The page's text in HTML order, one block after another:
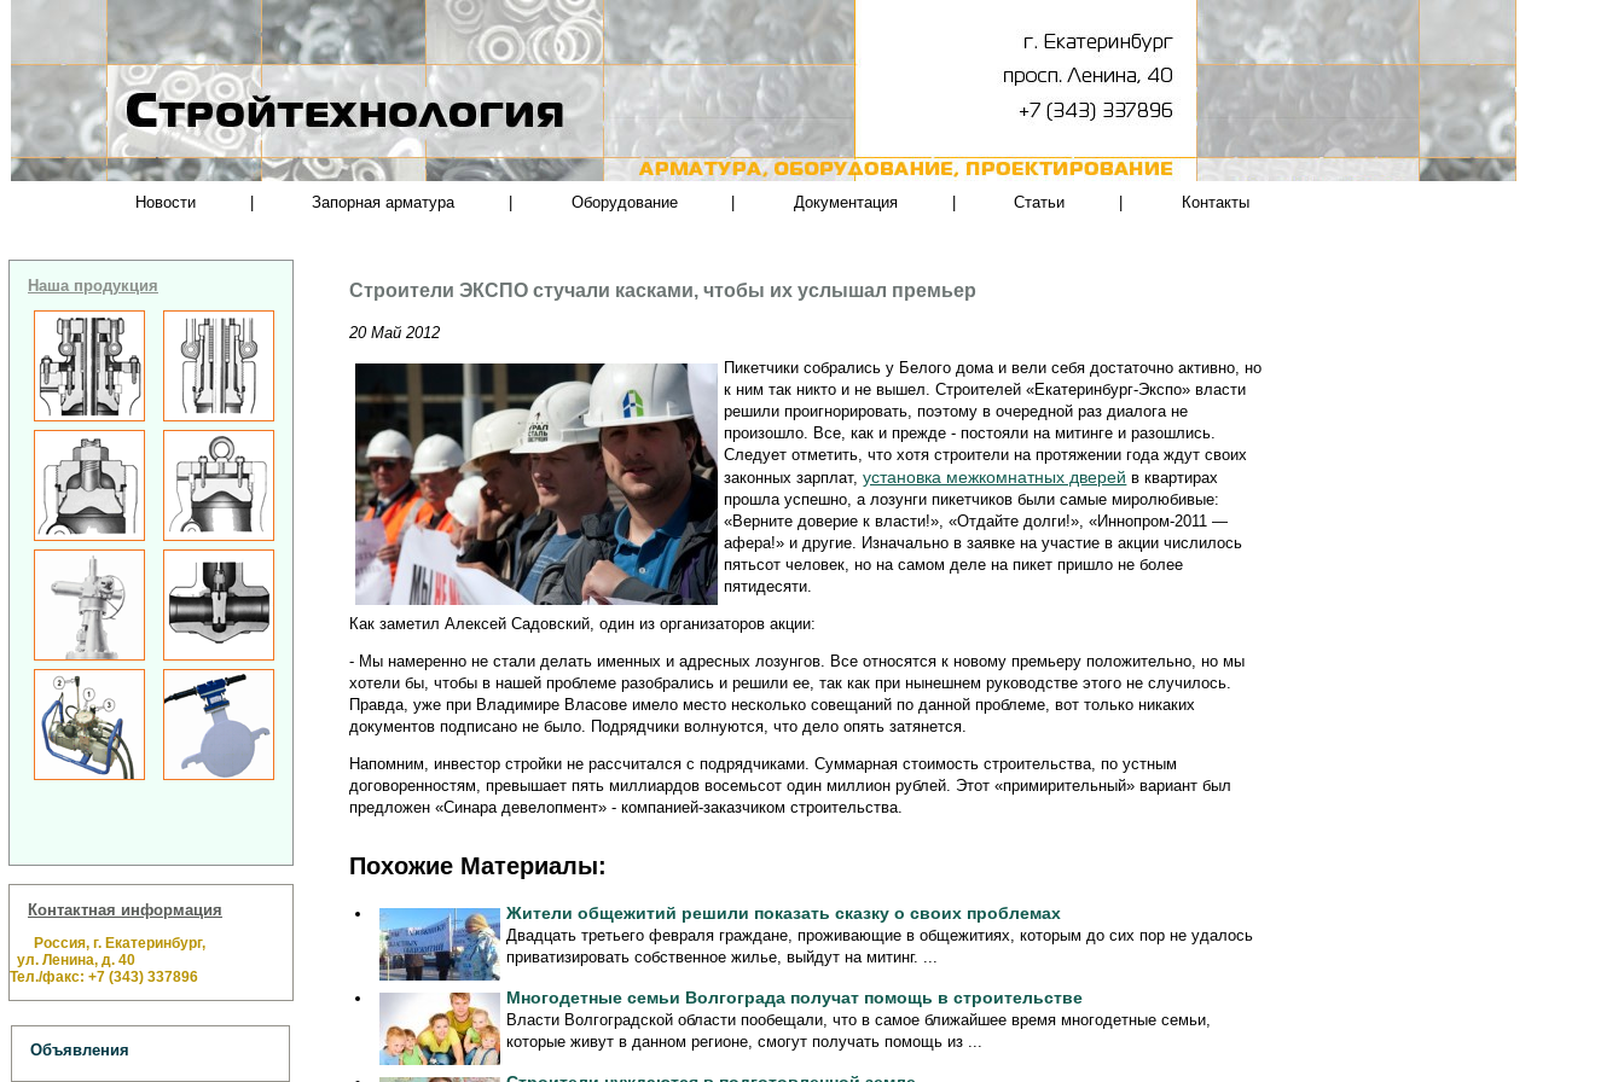
Новости Запорная арматура Оборудование Документация Статьи Контакты
Наша продукция
Контактная информация
Россия, г. Екатеринбург,
ул. Ленина, д. 40
Тел./факс: +7 (343) 337896
Объявления
Строители ЭКСПО стучали касками, чтобы их услышал премьер
20 Май 2012
Пикетчики собрались у Белого дома и вели себя достаточно активно, но
к ним так никто и не вышел. Строителей «Екатеринбург-Экспо» власти
решили проигнорировать, поэтому в очередной раз диалога не
произошло. Все, как и прежде - постояли на митинге и разошлись.
Следует отметить, что хотя строители на протяжении года ждут своих
законных зарплат,установка межкомнатных дверей в квартирах
прошла успешно, а лозунги пикетчиков были самые миролюбивые:
«Верните доверие к власти!», «Отдайте долги!», «Иннопром-2011 —
афера!» и другие. Изначально в заявке на участие в акции числилось
пятьсот человек, но на самом деле на пикет пришло не более
пятидесяти.
Как заметил Алексей Садовский, один из организаторов акции:
- Мы намеренно не стали делать именных и адресных лозунгов. Все относятся к новому премьеру положительно, но мы
хотели бы, чтобы в нашей проблеме разобрались и решили ее, так как при нынешнем руководстве этого не случилось.
Правда, уже при Владимире Власове имело место несколько совещаний по данной проблеме, вот только никаких
документов подписано не было. Подрядчики волнуются, что дело опять затянется.
Напомним, инвестор стройки не рассчитался с подрядчиками. Суммарная стоимость строительства, по устным
договоренностям, превышает пять миллиардов восемьсот один миллион рублей. Этот «примирительный» вариант был
предложен «Синара девелопмент» - компанией-заказчиком строительства.
Похожие Материалы:
Жители общежитий решили показать сказку о своих проблемах
Двадцать третьего февраля граждане, проживающие в общежитиях, которым до сих пор не удалось
приватизировать собственное жилье, выйдут на митинг. ...
Многодетные семьи Волгограда получат помощь в строительстве
Власти Волгоградской области пообещали, что в самое ближайшее время многодетные семьи,
которые живут в данном регионе, смогут получать помощь из ...